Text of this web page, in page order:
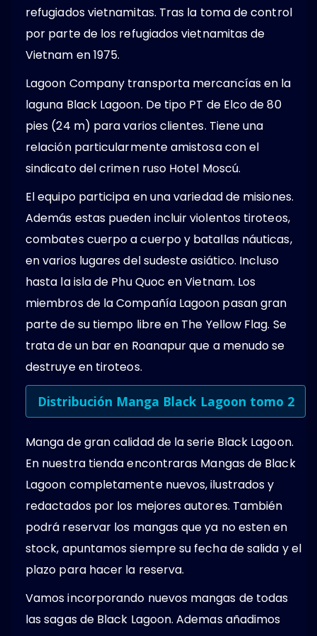
refugiados vietnamitas. Tras la toma de control
por parte de los refugiados vietnamitas de
Vietnam en 1975.
Lagoon Company transporta mercancías en la
laguna Black Lagoon. De tipo PT de Elco de 80
pies (24 m) para varios clientes. Tiene una
relación particularmente amistosa con el
sindicato del crimen ruso Hotel Moscú.
El equipo participa en una variedad de misiones.
Además estas pueden incluir violentos tiroteos,
combates cuerpo a cuerpo y batallas náuticas,
en varios lugares del sudeste asiático. Incluso
hasta la isla de Phu Quoc en Vietnam. Los
miembros de la Compañía Lagoon pasan gran
parte de su tiempo libre en The Yellow Flag. Se
trata de un bar en Roanapur que a menudo se
destruye en tiroteos.
Distribución Manga Black Lagoon tomo 2
Manga de gran calidad de la serie Black Lagoon.
En nuestra tienda encontraras Mangas de Black
Lagoon completamente nuevos, ilustrados y
redactados por los mejores autores. También
podrá reservar los mangas que ya no esten en
stock, apuntamos siempre su fecha de salida y el
plazo para hacer la reserva.
Vamos incorporando nuevos mangas de todas
las sagas de Black Lagoon. Ademas añadimos